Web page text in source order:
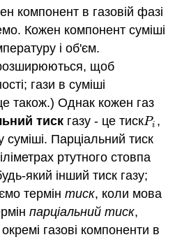
компонент в газовій фазі
Кожен компонент суміші
і об'єм.
щоб
гази в суміші
також.) Однак кожен газ
тиск газу - це тискPi
Pi ,
Парціальний тиск
ртутного стовпа
який інший тиск газу;
термінтиск, коли мова
парціальний тиск,
газові компоненти в